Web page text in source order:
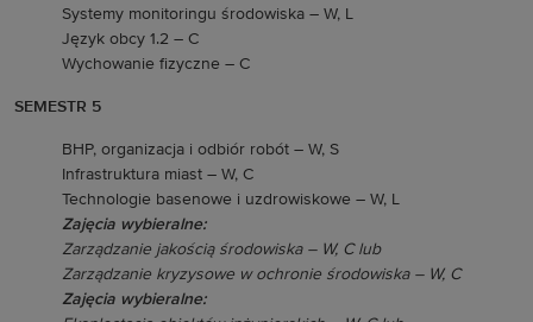
Systemy monitoringu środowiska – W, L
Język obcy 1.2 – C
Wychowanie fizyczne – C
SEMESTR 5
BHP, organizacja i odbiór robót – W, S
Infrastruktura miast – W, C
Technologie basenowe i uzdrowiskowe – W, L
Zajęcia wybieralne:
Zarządzanie jakością środowiska – W, C lub
Zarządzanie kryzysowe w ochronie środowiska – W, C
Zajęcia wybieralne: